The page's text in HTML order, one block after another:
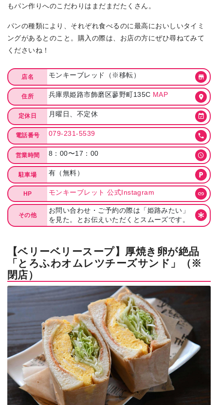
もパン作りへのこだわりはまだまだたくさん。
パンの種類により、それぞれ食べるのに最高においしいタイミ
ングがあるとのこと。購入の際は、お店の方にぜひ尋ねてみて
くださいね！
店名 モンキーブレッド（※移転）
住所 兵庫県姫路市飾磨区蓼野町135C MAP
定休日 月曜日、不定休
電話番号 079-231-5539
営業時間 8：00〜17：00
駐車場 有（無料）
HP モンキーブレット 公式Instagram
その他
お問い合わせ・ご予約の際は「姫路みたい」
を見た。とお伝えいただくとスムーズです。
【ベリーベリースープ】厚焼き卵が絶品
「とろふわオムレツチーズサンド」（※
閉店）